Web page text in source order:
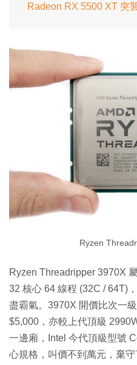
Radeon RX 5500 XT 突
Ryzen
Ryzen Threadripper 3970X
32 核心 64 線程 (32C / 64T)
盡霸氣。3970X 開價比次一
$5,000，亦較上代頂級
一邊廂，Intel 今代頂級型號
心規格，叫價不到萬元，棄